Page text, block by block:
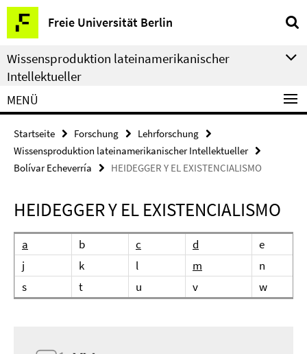
Springe
direkt
zu
Inhalt
Freie Universität Berlin
Service-
Navigation
Wissensproduktion lateinamerikanischer
Intellektueller
MENÜ
Startseite Forschung
Lehrforschung
Wissensproduktion lateinamerikanischer Intellektueller
Bolívar Echeverría
HEIDEGGER Y EL EXISTENCIALISMO
HEIDEGGER Y EL EXISTENCIALISMO
a b c d
e
j
k l m
n
s
t u v w